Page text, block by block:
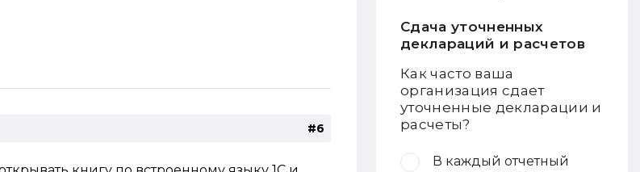
#6
Сдача уточненных
деклараций и расчетов
Как часто ваша
организация сдает
уточненные декларации и
расчеты?
В каждый отчетный